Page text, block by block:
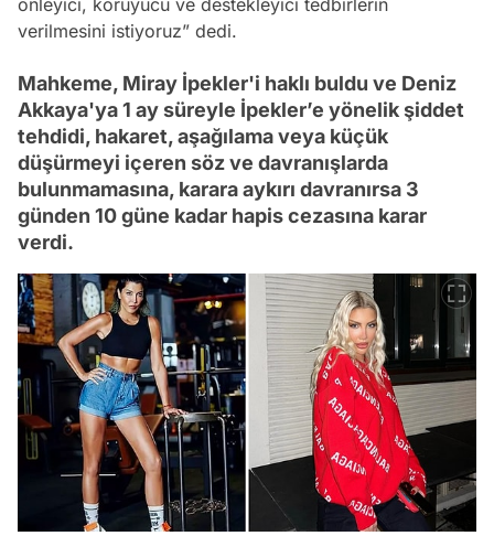
önleyici, koruyucu ve destekleyici tedbirlerin
verilmesini istiyoruz” dedi.
Mahkeme, Miray İpekler'i haklı buldu ve Deniz
Akkaya'ya 1 ay süreyle İpekler’e yönelik şiddet
tehdidi, hakaret, aşağılama veya küçük
düşürmeyi içeren söz ve davranışlarda
bulunmamasına, karara aykırı davranırsa 3
günden 10 güne kadar hapis cezasına karar
verdi.
Video